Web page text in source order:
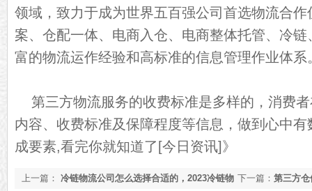
领域，致力于成为世界五百强公司首选物流合
案、仓配一体、电商入仓、电商整体托管、冷
富的物流运作经验和高标准的信息管理作业体系
第三方物流服务的收费标准是多样的，消费
内容、收费标准及保障程度等信息，做到心中有
成要素,看完你就知道了[今日资讯]》
下一篇： 第三方
上一篇： 冷链物流公司怎么选择合适的，2023冷链物